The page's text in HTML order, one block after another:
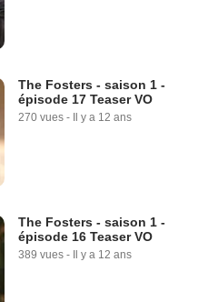
The Fosters - saison 1 -
épisode 17 Teaser VO
270 vues - Il y a 12 ans
The Fosters - saison 1 -
épisode 16 Teaser VO
389 vues - Il y a 12 ans